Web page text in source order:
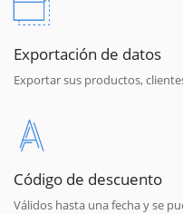
Exportación de datos
Exportar sus productos,
Código de descuento
Válidos hasta una fecha y se